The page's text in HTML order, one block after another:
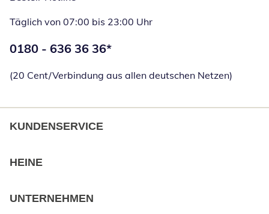
Täglich von 07:00 bis 23:00 Uhr
Telefonnummer:
0180 - 636 36 36*
(20 Cent/Verbindung aus allen deutschen Netzen)
KUNDENSERVICE
HEINE
UNTERNEHMEN